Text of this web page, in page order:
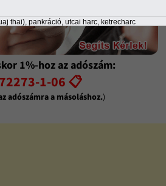
thai), pankráció, utcai harc, ketrecharc
1%-hoz az adószám:
1-06 📋
adószámra a másoláshoz.)